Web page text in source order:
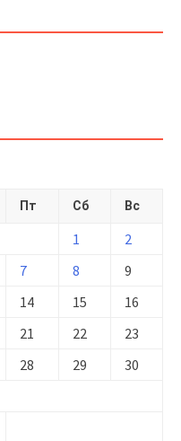
Пт Сб Вс
1
2
7 8
9
14 15
16
21 22
23
28 29
30